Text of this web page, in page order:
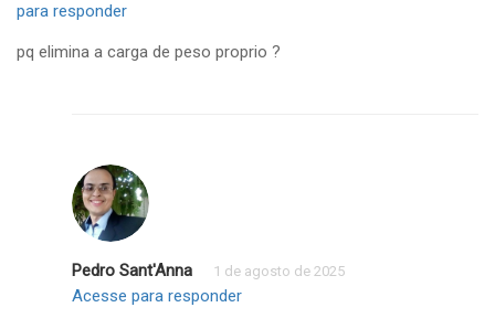
para responder
pq elimina a carga de peso proprio ?
Pedro Sant'Anna 1 de agosto de 2025
Acesse para responder